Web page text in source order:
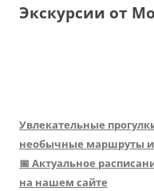
Экскурсии от
Увлекательные
необычные маршруты
📅 Актуальное
на нашем сайте